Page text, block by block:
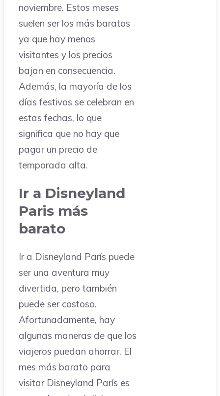
noviembre. Estos meses
suelen ser los más baratos
ya que hay menos
visitantes y los precios
bajan en consecuencia.
Además, la mayoría de los
días festivos se celebran en
estas fechas, lo que
significa que no hay que
pagar un precio de
temporada alta.
Ir a Disneyland
Paris más
barato
Ir a Disneyland París puede
ser una aventura muy
divertida, pero también
puede ser costoso.
Afortunadamente, hay
algunas maneras de que los
viajeros puedan ahorrar. El
mes más barato para
visitar Disneyland París es